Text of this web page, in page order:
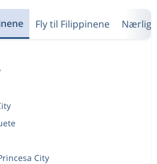
Fly til Filippinene
City